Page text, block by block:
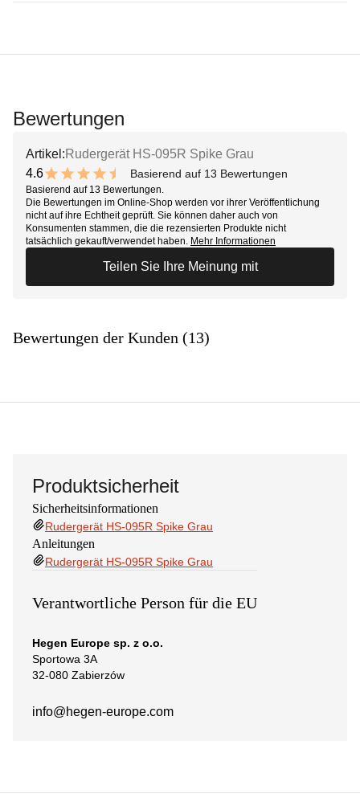
Bewertungen
Artikel: Rudergerät HS-095R Spike Grau
4.6
9.2 out of 10 stars
Basierend auf 13 Bewertungen
Basierend auf 13 Bewertungen.
Die Bewertungen im Online-Shop werden vor ihrer Veröffentlichung
nicht auf ihre Echtheit geprüft. Sie können daher auch von
Konsumenten stammen, die die rezensierten Produkte nicht
tatsächlich gekauft/verwendet haben. Mehr Informationen
Teilen Sie Ihre Meinung mit
Bewertungen der Kunden (13)
Produktsicherheit
Sicherheitsinformationen
Rudergerät HS-095R Spike Grau
Anleitungen
Rudergerät HS-095R Spike Grau
Verantwortliche Person für die EU
Hegen Europe sp. z o.o.
Sportowa 3A
32-080 Zabierzów
info@hegen-europe.com